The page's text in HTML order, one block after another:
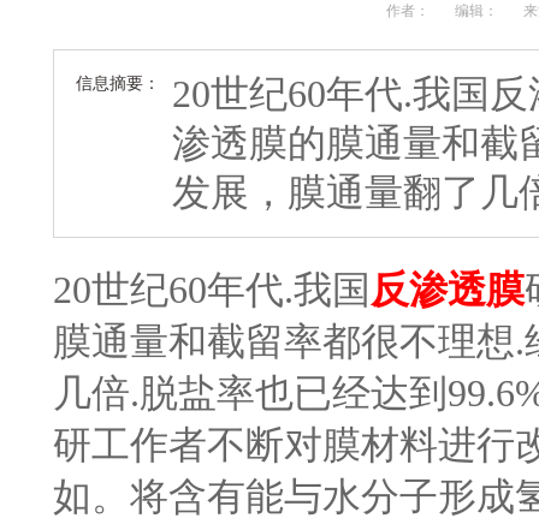
作者： 编辑：
信息摘要：
20世纪60年代.我国
渗透膜的膜通量和截
发展，膜通量翻了
20世纪60年代.我国 反渗透膜
膜通量和截留率都很不理想
几倍.脱盐率也已经达到
研工作者不断对膜材料进行
如。将含有能与水分子形成